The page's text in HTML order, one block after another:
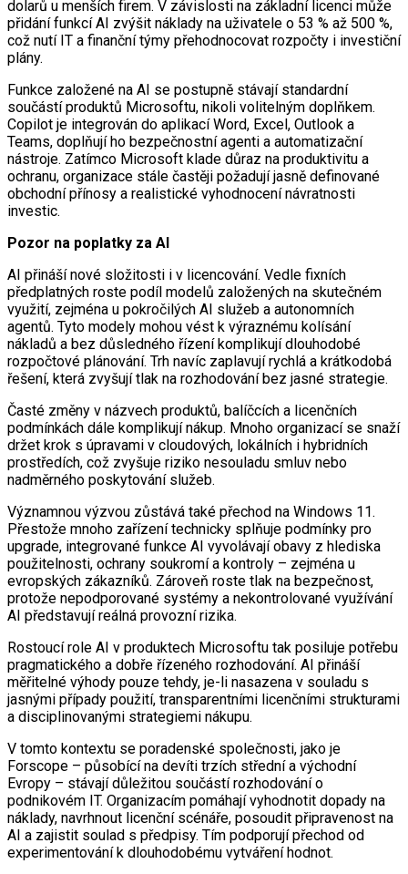
dolarů u menších firem. V závislosti na základní licenci může
přidání funkcí AI zvýšit náklady na uživatele o 53 % až 500 %,
což nutí IT a finanční týmy přehodnocovat rozpočty i investiční
plány.
Funkce založené na AI se postupně stávají standardní
součástí produktů Microsoftu, nikoli volitelným doplňkem.
Copilot je integrován do aplikací Word, Excel, Outlook a
Teams, doplňují ho bezpečnostní agenti a automatizační
nástroje. Zatímco Microsoft klade důraz na produktivitu a
ochranu, organizace stále častěji požadují jasně definované
obchodní přínosy a realistické vyhodnocení návratnosti
investic.
Pozor na poplatky za AI
AI přináší nové složitosti i v licencování. Vedle fixních
předplatných roste podíl modelů založených na skutečném
využití, zejména u pokročilých AI služeb a autonomních
agentů. Tyto modely mohou vést k výraznému kolísání
nákladů a bez důsledného řízení komplikují dlouhodobé
rozpočtové plánování. Trh navíc zaplavují rychlá a krátkodobá
řešení, která zvyšují tlak na rozhodování bez jasné strategie.
Časté změny v názvech produktů, balíčcích a licenčních
podmínkách dále komplikují nákup. Mnoho organizací se snaží
držet krok s úpravami v cloudových, lokálních i hybridních
prostředích, což zvyšuje riziko nesouladu smluv nebo
nadměrného poskytování služeb.
Významnou výzvou zůstává také přechod na Windows 11.
Přestože mnoho zařízení technicky splňuje podmínky pro
upgrade, integrované funkce AI vyvolávají obavy z hlediska
použitelnosti, ochrany soukromí a kontroly – zejména u
evropských zákazníků. Zároveň roste tlak na bezpečnost,
protože nepodporované systémy a nekontrolované využívání
AI představují reálná provozní rizika.
Rostoucí role AI v produktech Microsoftu tak posiluje potřebu
pragmatického a dobře řízeného rozhodování. AI přináší
měřitelné výhody pouze tehdy, je-li nasazena v souladu s
jasnými případy použití, transparentními licenčními strukturami
a disciplinovanými strategiemi nákupu.
V tomto kontextu se poradenské společnosti, jako je
Forscope – působící na devíti trzích střední a východní
Evropy – stávají důležitou součástí rozhodování o
podnikovém IT. Organizacím pomáhají vyhodnotit dopady na
náklady, navrhnout licenční scénáře, posoudit připravenost na
AI a zajistit soulad s předpisy. Tím podporují přechod od
experimentování k dlouhodobému vytváření hodnot.